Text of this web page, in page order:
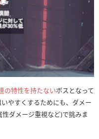
の特性を持たないボスとなって
やすくするためにも、ダメー
ダメージ重視など)で挑みま